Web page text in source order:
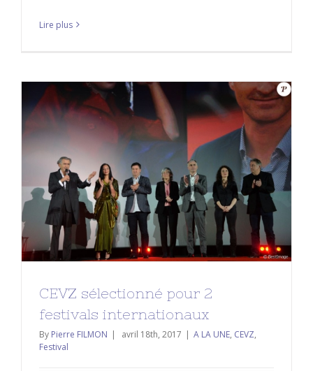
Lire plus
CEVZ sélectionné pour 2 festivals
internationaux
A LA UNE CEVZ Festival
CEVZ sélectionné pour 2
festivals internationaux
By Pierre FILMON | avril 18th, 2017 | A LA UNE, CEVZ,
Festival